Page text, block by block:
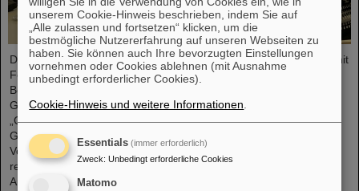
Die HEPTrepreneurs Training School, ein dreitägiger Workshop mit
Fokus auf der Förderung unternehmerischer Fähigkeiten im
Bereich der Hochenergiephysik fand vor Kurzem auf dem
GSI/FAIR-Campus statt. Das übergreifende Thema lautete:
„Grundlagen des Unternehmertums – wie die Wissenschaft die
Gesellschaft erreichen kann“. Der Workshop, bestehend aus
Vorträgen und interaktiven Workshop-Formaten, wurde von zwei
renommierten Expert*innen geleitet: Ian Tracey, CEO von
Anchored In, und Viola Hay,…
unserem Cookie-Hinweis beschrieben, indem Sie auf
„Alle zulassen und fortsetzen“ klicken, um die
bestmögliche Nutzererfahrung auf unseren Webseiten zu
haben. Sie können auch Ihre bevorzugten Einstellungen
vornehmen oder Cookies ablehnen (mit Ausnahme
unbedingt erforderlicher Cookies).
Cookie-Hinweis und weitere Informationen
Essentials (immer erforderlich)
Zweck: Unbedingt erforderliche Cookies
Matomo